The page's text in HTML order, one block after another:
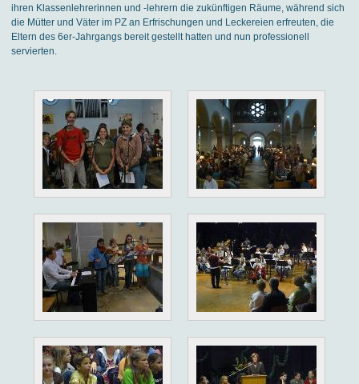
ihren Klassenlehrerinnen und -lehrern die zukünftigen Räume, während sich
die Mütter und Väter im PZ an Erfrischungen und Leckereien erfreuten, die
Eltern des 6er-Jahrgangs bereit gestellt hatten und nun professionell
servierten.